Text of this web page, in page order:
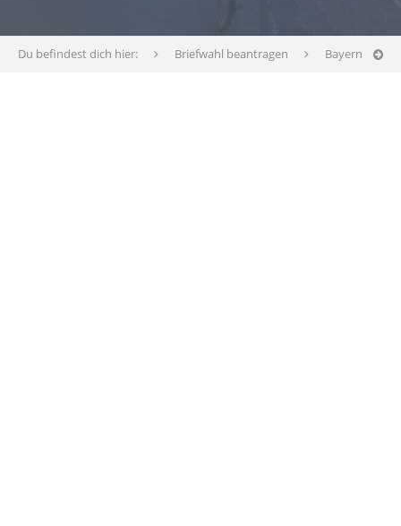
Du befindest dich hier: Briefwahl beantragen Bayern